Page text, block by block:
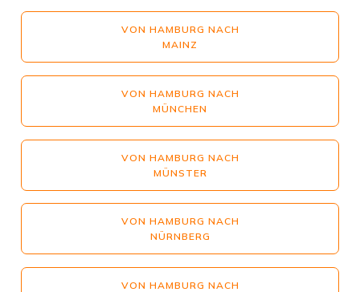
VON HAMBURG NACH
MAINZ
VON HAMBURG NACH
MÜNCHEN
VON HAMBURG NACH
MÜNSTER
VON HAMBURG NACH
NÜRNBERG
VON HAMBURG NACH